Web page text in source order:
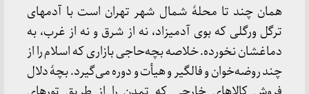
همان چند تا محلۀ شمال شهر تهران است با آدمهای
ترگل ورگلی که بوی آدمیزاد، نه از شرق و نه از غرب، به
دماغشان نخورده. خلاصه بچه‌حاجی بازاری که اسلام را از
چند روضه‌خوان و فالگیر و هیأت و دوره می‌گیرد. بچۀ دلال